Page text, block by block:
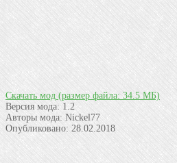
Скачать мод (размер файла: 34.5 МБ)
Версия мода: 1.2
Авторы мода: Nickel77
Опубликовано: 28.02.2018